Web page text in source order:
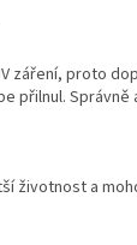
záření, proto
přilnul.
životnost a